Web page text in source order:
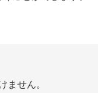
せん。